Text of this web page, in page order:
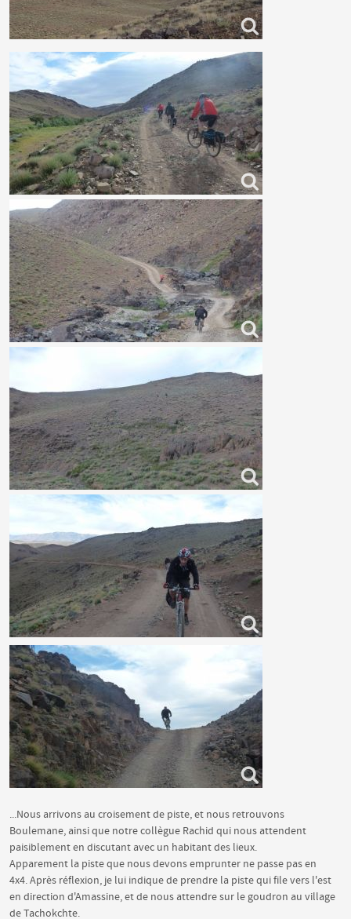
...Nous arrivons au croisement de piste, et nous retrouvons
Boulemane, ainsi que notre collègue Rachid qui nous attendent
paisiblement en discutant avec un habitant des lieux.
Apparement la piste que nous devons emprunter ne passe pas en
4x4. Après réflexion, je lui indique de prendre la piste qui file vers l'est
en direction d'Amassine, et de nous attendre sur le goudron au village
de Tachokchte.